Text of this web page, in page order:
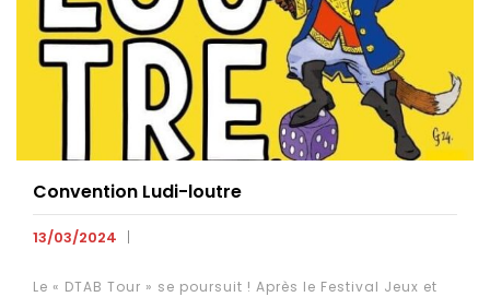
Convention Ludi-loutre
13/03/2024
Le « DTAB Tour » se poursuit ! Après le Festival Jeux et